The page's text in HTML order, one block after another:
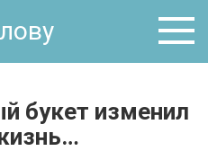
букет изменил